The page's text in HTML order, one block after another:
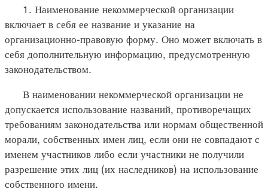
1. Наименование некоммерческой организации
включает в себя ее название и указание на
организационно-правовую форму. Оно может включать в
себя дополнительную информацию, предусмотренную
законодательством.
В наименовании некоммерческой организации не
допускается использование названий, противоречащих
требованиям законодательства или нормам общественной
морали, собственных имен лиц, если они не совпадают с
именем участников либо если участники не получили
разрешение этих лиц (их наследников) на использование
собственного имени.